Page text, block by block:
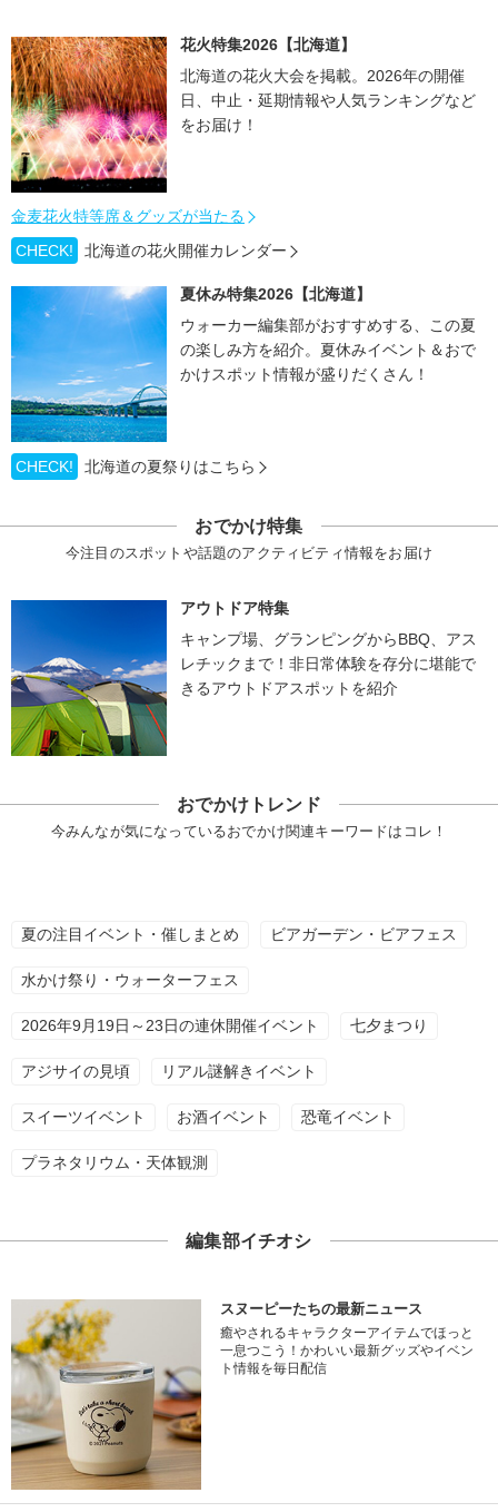
花火特集2026【北海道】
北海道の花火大会を掲載。2026年の開催
日、中止・延期情報や人気ランキングなど
をお届け！
金麦花火特等席＆グッズが当たる
CHECK!
北海道の花火開催カレンダー
夏休み特集2026【北海道】
ウォーカー編集部がおすすめする、この夏
の楽しみ方を紹介。夏休みイベント＆おで
かけスポット情報が盛りだくさん！
CHECK! 北海道の夏祭りはこちら
おでかけ特集
今注目のスポットや話題のアクティビティ情報をお届け
アウトドア特集
キャンプ場、グランピングからBBQ、アス
レチックまで！非日常体験を存分に堪能で
きるアウトドアスポットを紹介
おでかけトレンド
今みんなが気になっているおでかけ関連キーワードはコレ！
夏の注目イベント・催しまとめ ビアガーデン・ビアフェス
水かけ祭り・ウォーターフェス
2026年9月19日～23日の連休開催イベント 七夕まつり
アジサイの見頃 リアル謎解きイベント
スイーツイベント お酒イベント 恐竜イベント
プラネタリウム・天体観測
編集部イチオシ
スヌーピーたちの最新ニュース
癒やされるキャラクターアイテムでほっと
一息つこう！かわいい最新グッズやイベン
ト情報を毎日配信